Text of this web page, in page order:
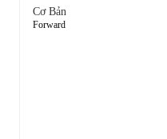
Cơ Bản
Forward